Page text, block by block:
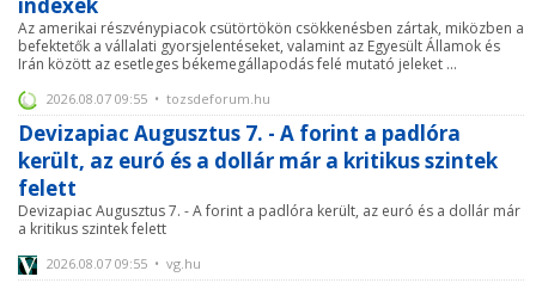
indexek
Az amerikai részvénypiacok csütörtökön csökkenésben zártak, miközben a
befektetők a vállalati gyorsjelentéseket, valamint az Egyesült Államok és
Irán között az esetleges békemegállapodás felé mutató jeleket ...
2026.08.07 09:55 • tozsdeforum.hu
Devizapiac Augusztus 7. - A forint a padlóra
került, az euró és a dollár már a kritikus szintek
felett
Devizapiac Augusztus 7. - A forint a padlóra került, az euró és a dollár már
a kritikus szintek felett
2026.08.07 09:55 • vg.hu